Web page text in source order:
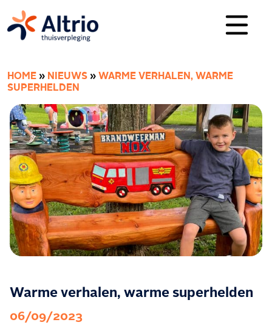
HOME » NIEUWS » WARME VERHALEN, WARME
SUPERHELDEN
Warme verhalen, warme superhelden
06/09/2023